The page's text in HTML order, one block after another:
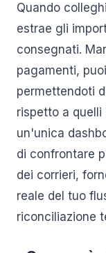
Quando
estrae gli
consegnati.
pagamenti,
permettendoti
rispetto a
un'unica
di confrontare
dei corrieri,
reale del tuo
riconciliazione